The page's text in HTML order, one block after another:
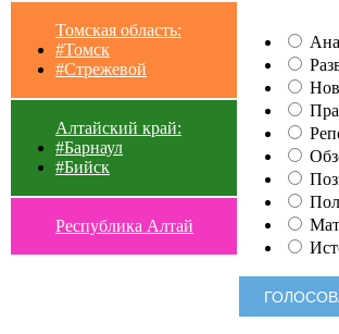
Томская область:
#Томск
#Стрежевой
Алтайский край:
#Барнаул
#Бийск
Республика Алтай